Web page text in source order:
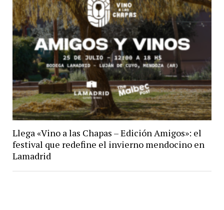
Llega «Vino a las Chapas – Edición Amigos»: el
festival que redefine el invierno mendocino en
Lamadrid